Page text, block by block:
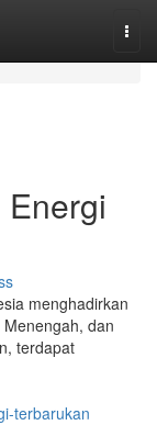
menghadirkan
dan
terdapat
terbarukan